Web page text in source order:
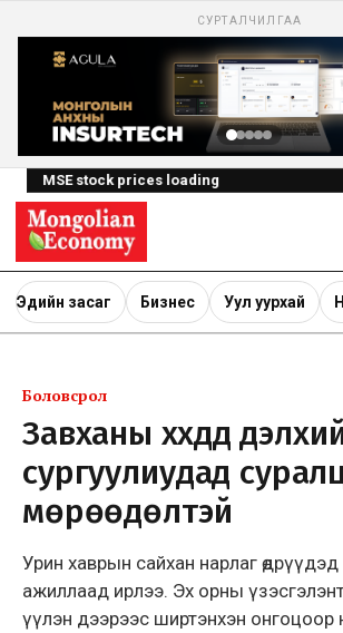
СУРТАЛЧИЛГАА
MSE stock prices loading
Эдийн засаг Бизнес Уул уурхай
Боловсрол
Завханы хүүхдүүд
сургуулиудад
мөрөөдөлтэй
Урин хаврын сайхан нарлаг
ажиллаад ирлээ. Эх орны
үүлэн дээрээс ширтэнхэн онгоцоор